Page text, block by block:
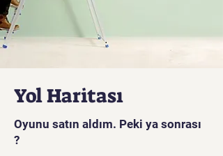
Yol Haritası
Oyunu satın aldım. Peki ya sonrası
?